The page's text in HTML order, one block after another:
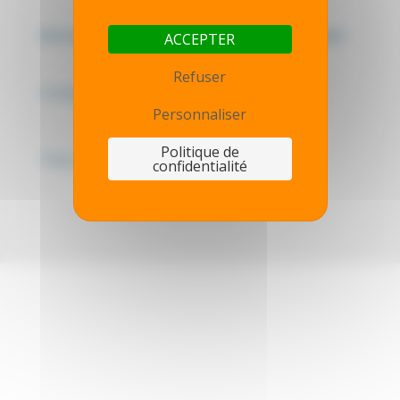
Mentions légales - Politique de confidentialité
ACCEPTER
Refuser
Personnaliser
Politique de
confidentialité